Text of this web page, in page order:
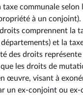
communale
à un
comprennent la
et la
des droits
les droits de
œuvre, visant à
un ex-conjoint ou